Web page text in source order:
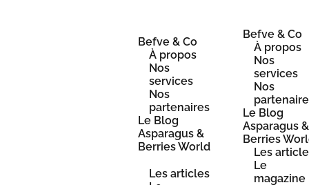
Befve & Co
À propos
Nos
services
Nos
partenaires
Le Blog
Asparagus &
Berries World
Les articles
Befve & Co
À propos
Nos
services
Nos
Le Blog
Asparagus &
Berries
Les
Le
magazine